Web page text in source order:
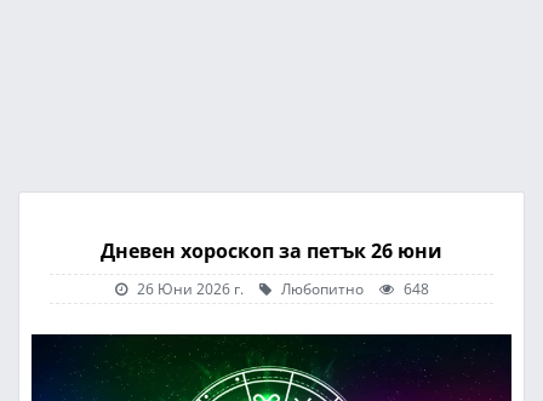
Дневен хороскоп за петък 26 юни
26 Юни 2026 г. Любопитно 648